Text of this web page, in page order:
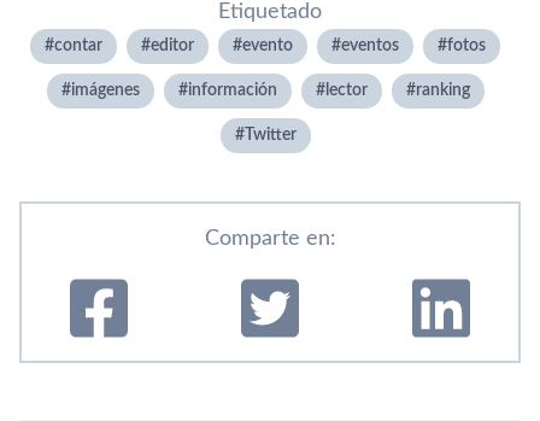
Etiquetado
contar editor evento eventos fotos
imágenes información lector ranking
Twitter
Comparte en: